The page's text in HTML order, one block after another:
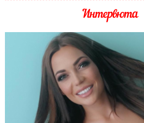
Интервюта